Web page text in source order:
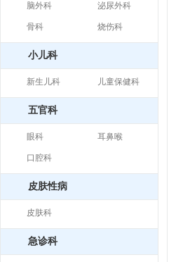
脑外科 泌尿外科
骨科 烧伤科
小儿科
新生儿科 儿童保健科
五官科
眼科 耳鼻喉
口腔科
皮肤性病
皮肤科
急诊科